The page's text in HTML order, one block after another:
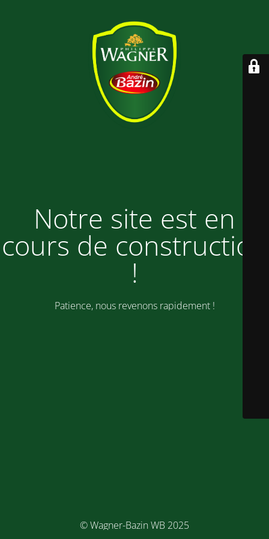
Notre site est en
cours de construction
!
Patience, nous revenons rapidement !
© Wagner-Bazin WB 2025